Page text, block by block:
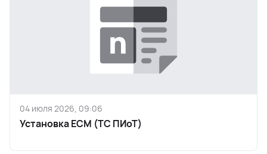
04 июля 2026, 09:06
Установка ЕСМ (ТС ПИоТ)